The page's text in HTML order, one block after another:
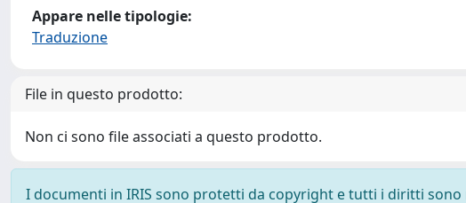
Appare nelle tipologie:
Traduzione
File in questo prodotto:
Non ci sono file associati a questo prodotto.
I documenti in IRIS sono protetti da copyright e tutti i diritti sono